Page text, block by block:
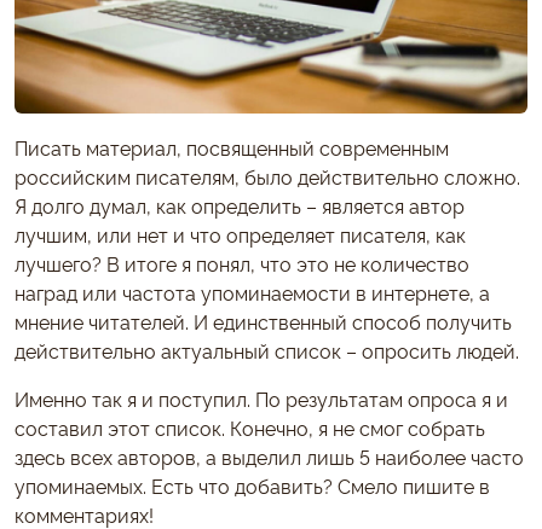
Писать материал, посвященный современным
российским писателям, было действительно сложно.
Я долго думал, как определить – является автор
лучшим, или нет и что определяет писателя, как
лучшего? В итоге я понял, что это не количество
наград или частота упоминаемости в интернете, а
мнение читателей. И единственный способ получить
действительно актуальный список – опросить людей.
Именно так я и поступил. По результатам опроса я и
составил этот список. Конечно, я не смог собрать
здесь всех авторов, а выделил лишь 5 наиболее часто
упоминаемых. Есть что добавить? Смело пишите в
комментариях!